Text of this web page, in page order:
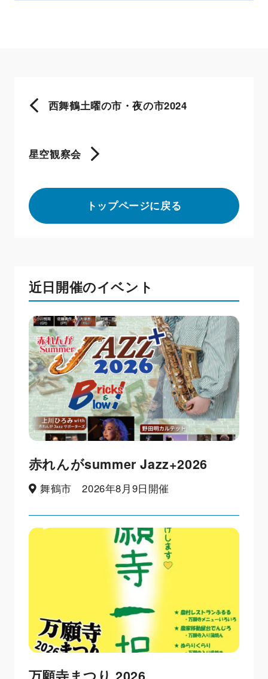
西舞鶴土曜の市・夜の市2024
トップページに戻る
星空観察会
近日開催のイベント
赤れんがsummer Jazz+2026
舞鶴市 2026年8月9日開催